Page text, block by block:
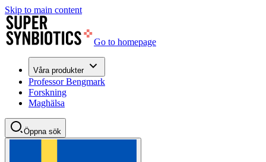
Skip to main content
Go to homepage
Våra produkter
Professor Bengmark
Forskning
Maghälsa
Öppna sök